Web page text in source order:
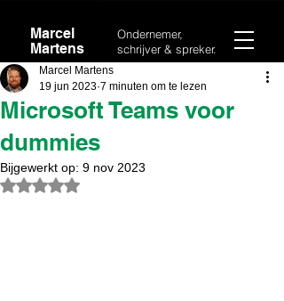
Marcel
Martens
Ondernemer,
schrijver & spreker.
Microsoft Teams voor
dummies
Marcel Martens
19 jun 2023 7 minuten om te lezen
Bijgewerkt op: 9 nov 2023
Beoordeeld met NaN uit 5 sterren.